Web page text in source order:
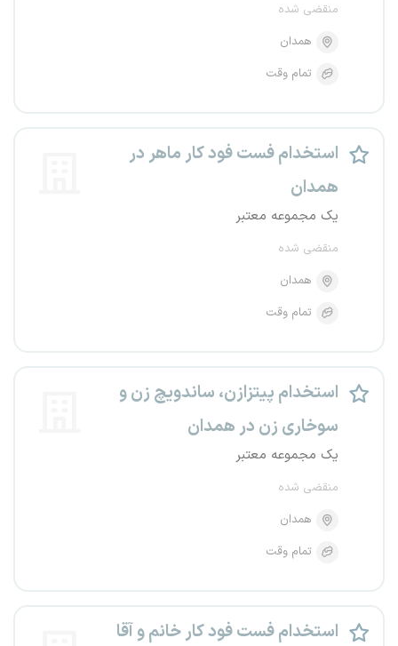
منقضی شده
همدان
تمام وقت
استخدام فست فود کار ماهر در
همدان
یک مجموعه معتبر
منقضی شده
همدان
تمام وقت
استخدام پیتزازن، ساندویچ زن و
سوخاری زن در همدان
یک مجموعه معتبر
منقضی شده
همدان
تمام وقت
استخدام فست فود کار خانم و آقا